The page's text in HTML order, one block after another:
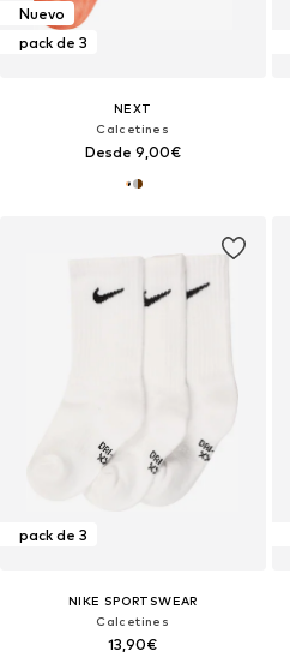
Nuevo
pack de 3
NEXT
Calcetines
Desde 9,00€
pack de 3
NIKE SPORTSWEAR
Calcetines
13,90€